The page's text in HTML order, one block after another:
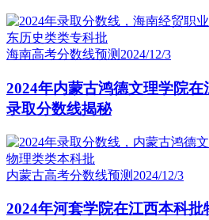
海南高考分数线预测 2024/12/3
2024年内蒙古鸿德文理学院
录取分数线揭秘
内蒙古高考分数线预测 2024/12/3
2024年河套学院在江西本科